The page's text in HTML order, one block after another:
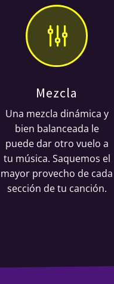
g
Mezcla
Una mezcla dinámica y
bien balanceada le
puede dar otro vuelo a
tu música. Saquemos el
mayor provecho de cada
sección de tu canción.